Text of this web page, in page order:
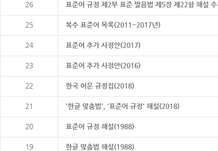
26 표준어 규정 제2부 표준 발음법 제5장 제22항 해설
25 복수 표준어 목록(2011~2017년)
24 표준어 추가 사정안(2017)
23 표준어 추가 사정안(2016)
22 한국 어문 규정집(2018)
21 '한글 맞춤법', '표준어 규정' 해설(2018)
20 표준어 규정 해설(1988)
19 한글 맞춤법 해설(1988)